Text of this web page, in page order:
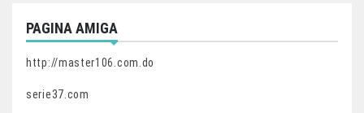
PAGINA AMIGA
http://master106.com.do
serie37.com